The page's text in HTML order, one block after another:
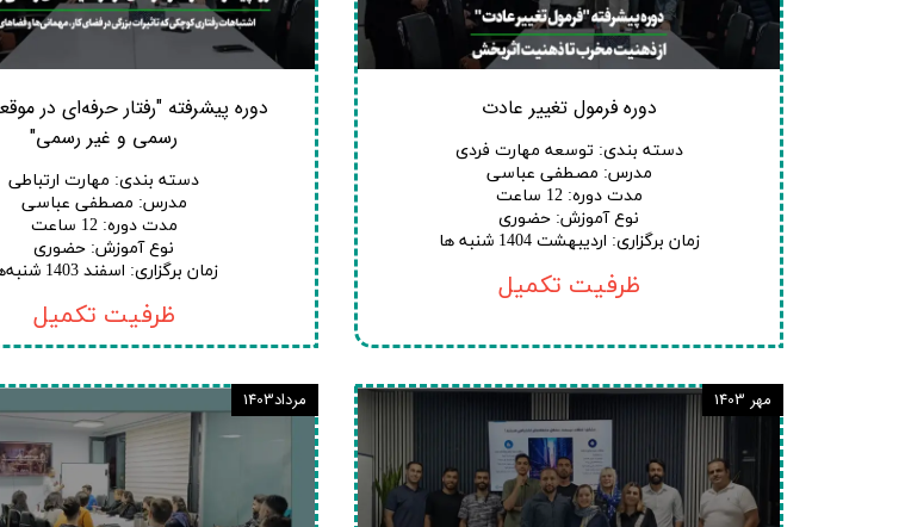
دوره فرمول تغییر عادت
دسته بندی: توسعه مهارت فردی
مدرس: مصطفی عباسی
مدت دوره:12 ساعت
نوع آموزش: حضوری
زمان برگزاری: اردیبهشت 1404 شنبه ها
ظرفیت تکمیل
دوره پیشرفته "رفتار حرفه‌ای در
رسمی و غیر رسمی"
دسته بندی: مهارت ارتباطی
مدرس: مصطفی عباسی
مدت دوره:12 ساعت
نوع آموزش: حضوری
زمان برگزاری: اسفند 1403 شنبه‌ها
ظرفیت تکمیل
مهر 1403 مرداد1403